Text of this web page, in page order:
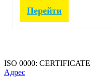
Перейти
ISO 0000: CERTIFICATE
Адрес